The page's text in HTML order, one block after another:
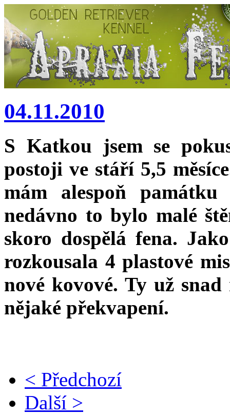
04.11.2010
S Katkou jsem se
postoji ve stáří 5,5
mám alespoň
nedávno to bylo malé
skoro dospělá fena.
rozkousala 4 plastové
nové kovové. Ty už
nějaké překvapení.
< Předchozí
Další >